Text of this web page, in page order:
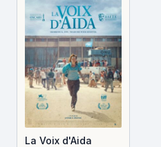
La Voix d'Aida